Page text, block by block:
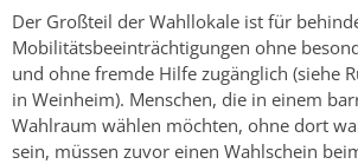
Der Großteil der Wahllokale ist für
Mobilitätsbeeinträchtigungen ohne
und ohne fremde Hilfe zugänglich (siehe
in Weinheim). Menschen, die in einem
Wahlraum wählen möchten, ohne dort
sein, müssen zuvor einen Wahlschein